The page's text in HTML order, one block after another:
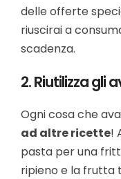
delle offerte
riuscirai a
scadenza.
2. Riutilizza gli
Ogni cosa che
ad altre ricette!
pasta per una
ripieno e la frutta